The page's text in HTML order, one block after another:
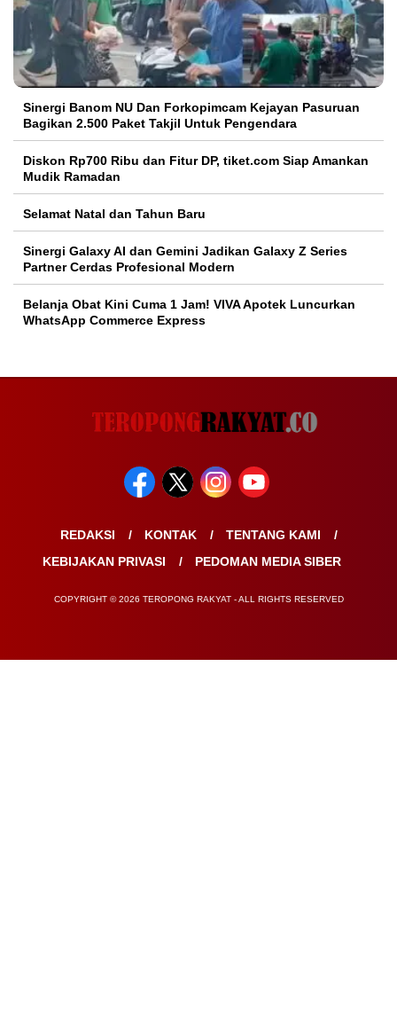
Sinergi Banom NU Dan Forkopimcam Kejayan Pasuruan
Bagikan 2.500 Paket Takjil Untuk Pengendara
Diskon Rp700 Ribu dan Fitur DP, tiket.com Siap Amankan
Mudik Ramadan
Selamat Natal dan Tahun Baru
Sinergi Galaxy AI dan Gemini Jadikan Galaxy Z Series
Partner Cerdas Profesional Modern
Belanja Obat Kini Cuma 1 Jam! VIVA Apotek Luncurkan
WhatsApp Commerce Express
REDAKSI KONTAK
TENTANG KAMI
KEBIJAKAN PRIVASI
PEDOMAN MEDIA SIBER
COPYRIGHT © 2026 TEROPONG RAKYAT - ALL RIGHTS RESERVED